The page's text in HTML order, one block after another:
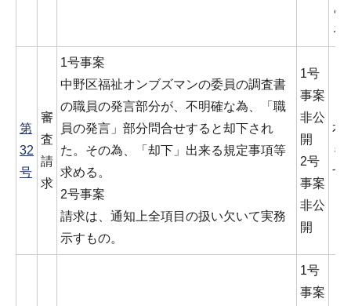
と
る
第
32
号
審
査
請
求
1号事案
中野区福祉オンブズマンの委員の調査書
の職員の発言部分が、不明確な為、「職
員の発言」部分問合せすると却下され
た。その為、「却下」出来る規定事項等
求める。
2号事案
請求は、通知上全項目の扱い欠いて実務
示すもの。
1号
事案
非公
開
2号
事案
非公
開
本
も
す
1号
事案